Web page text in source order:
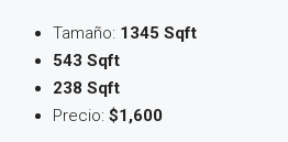
Tamaño: 1345 Sqft
543 Sqft
238 Sqft
Precio: $1,600